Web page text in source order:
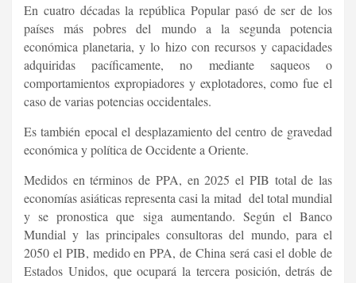
En cuatro décadas la república Popular pasó de ser de los
países más pobres del mundo a la segunda potencia
económica planetaria, y lo hizo con recursos y capacidades
adquiridas pacíficamente, no mediante saqueos o
comportamientos expropiadores y explotadores, como fue el
caso de varias potencias occidentales.
Es también epocal el desplazamiento del centro de gravedad
económica y política de Occidente a Oriente.
Medidos en términos de PPA, en 2025 el PIB total de las
economías asiáticas representa casi la mitad del total mundial
y se pronostica que siga aumentando. Según el Banco
Mundial y las principales consultoras del mundo, para el
2050 el PIB, medido en PPA, de China será casi el doble de
Estados Unidos, que ocupará la tercera posición, detrás de